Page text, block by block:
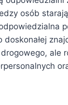
osób
ale